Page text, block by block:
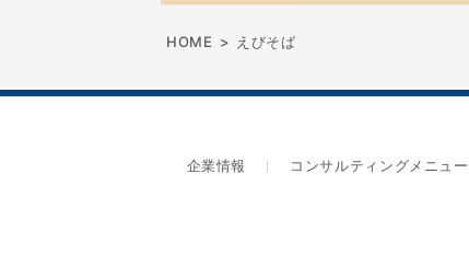
HOME > えびそば
企業情報 コンサルティングメニュー